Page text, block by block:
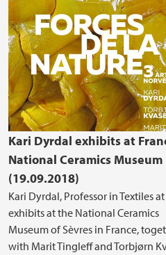
Kari Dyrdal exhibits at
National Ceramics Museum
(19.09.2018)
Kari Dyrdal, Professor in Textiles
exhibits at the National Ceramics
Museum of Sèvres in France,
with Marit Tingleff and Torbjørn